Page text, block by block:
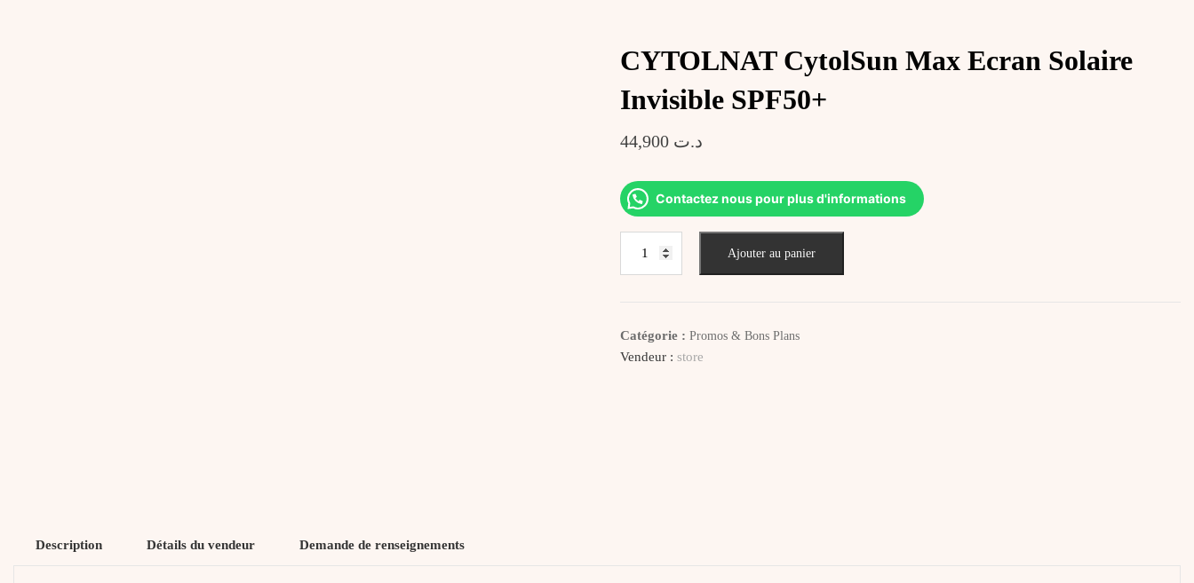
CYTOLNAT CytolSun Max Ecran Solaire
Invisible SPF50+
د.ت
Contactez nous pour plus d'informations
Ajouter au panier
Catégorie :Promos & Bons Plans
Vendeur :store
Description Détails du vendeur Demande de renseignements